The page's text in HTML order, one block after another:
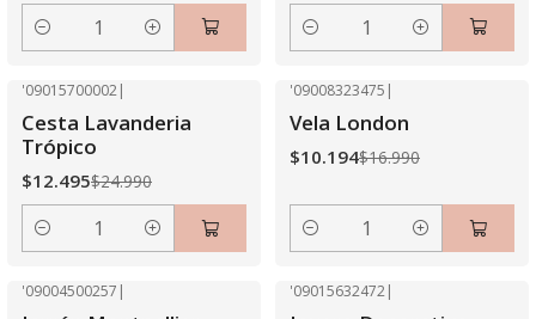
Cantidad Cantidad
'09015700002|
Cesta Lavanderia
Trópico
$12.495$24.990
Cantidad
'09008323475 |
Vela London
$10.194$16.990
Cantidad
'09004500257 | '09015632472|